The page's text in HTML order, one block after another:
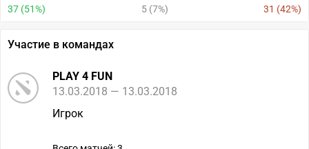
37 (51%) 5 (7%) 31 (42%)
Участие в командах
PLAY 4 FUN
13.03.2018 — 13.03.2018
Игрок